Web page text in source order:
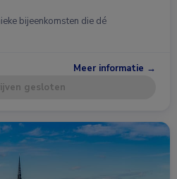
bijeenkomsten die dé
Meer informatie →
gesloten